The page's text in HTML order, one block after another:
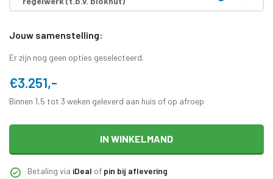
Jouw samenstelling:
Er zijn nog geen opties geselecteerd.
€3.251,-
Binnen 1,5 tot 3 weken geleverd aan huis of op afroep
IN WINKELMAND
Betaling via iDeal of pin bij aflevering